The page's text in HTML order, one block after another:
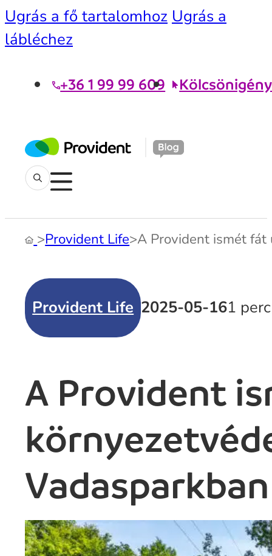
Ugrás a fő tartalomhoz Ugrás a
lábléchez
+36 1 99 99 609
>Provident Life>A Provident ismét fát
Provident Life 2025-05-161
A Provident
Vadasparkban